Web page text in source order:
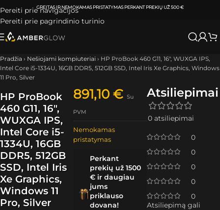
Pereiti prie navigacijos
Pereiti prie pagrindinio turinio
ATSIIMKITE UŽSAKYMĄKLAIPĖDOJE IR VILNIUJEPER0-3 DARBO DIENAS.
Pradžia › Nešiojami kompiuteriai › HP ProBook 460 G11, 16″, WUXGA IPS,
Intel Core i5-1334U, 16GB DDR5, 512GB SSD, Intel Iris Xe Graphics, Windows
11 Pro, Silver
HP ProBook
460 G11, 16″,
WUXGA IPS,
Intel Core i5-
1334U, 16GB
DDR5, 512GB
SSD, Intel Iris
Xe Graphics,
Windows 11
Pro, Silver
891,10€ Su
PVM
Nemokamas
pristatymas
Perkant
prekių už 1500
€ ir daugiau
jums
priklauso
dovana!
Atsiliepimai
0 atsiliepimai
0
0
0
0
0
Atsiliepimą gali